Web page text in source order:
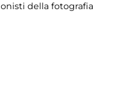
della fotografia